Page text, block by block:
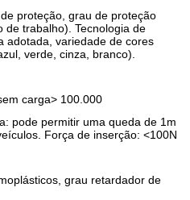
de proteção, grau de proteção
de trabalho). Tecnologia de
adotada, variedade de cores
verde, cinza, branco).
carga> 100.000
pode permitir uma queda de 1m
Força de inserção: <100N
grau retardador de